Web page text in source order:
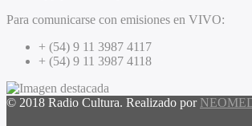
Para comunicarse con emisiones en VIVO:
+ (54) 9 11 3987 4117
+ (54) 9 11 3987 4118
© 2018 Radio Cultura. Realizado por